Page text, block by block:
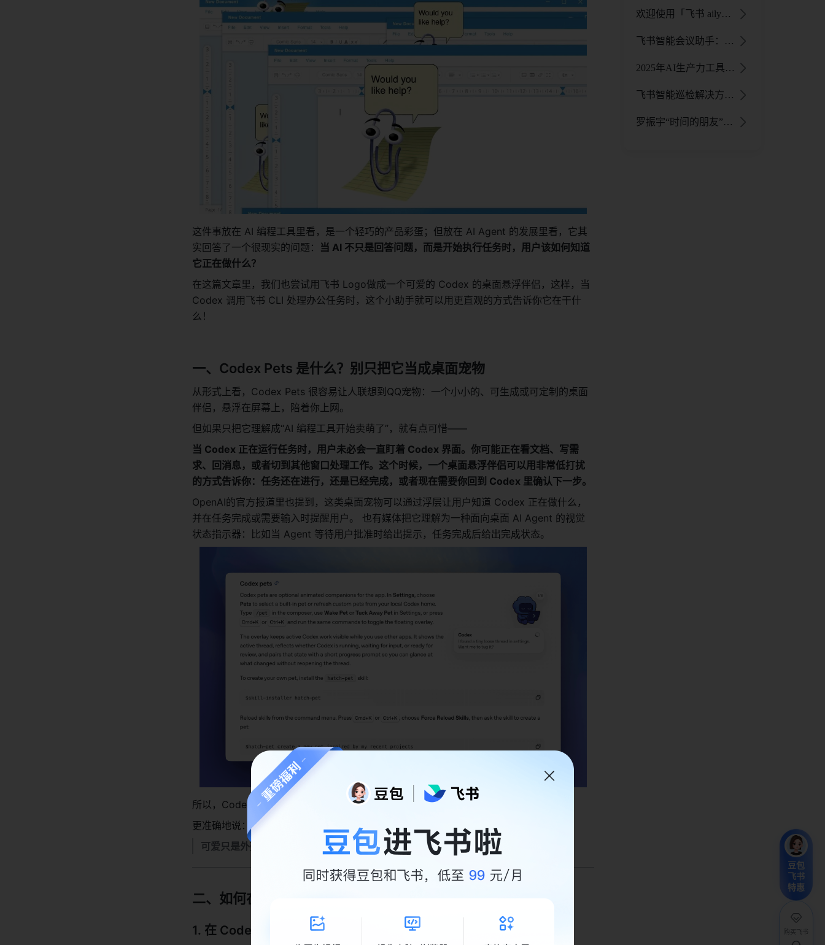
这件事放在 AI 编程工具里看，是一个轻巧的产品彩蛋；但放在 AI Agent 的发展里看，它其
实回答了一个很现实的问题： 当 AI 不只是回答问题，而是开始执行任务时，用户该如何知道
它正在做什么？
在这篇文章里，我们也尝试用飞书 Logo做成一个可爱的 Codex 的桌面悬浮伴侣，这样，当
Codex 调用飞书 CLI 处理办公任务时，这个小助手就可以用更直观的方式告诉你它在干什
么！
一、Codex Pets 是什么？别只把它当成桌面宠物
从形式上看，Codex Pets 很容易让人联想到QQ宠物：一个小小的、可生成或可定制的桌面
伴侣，悬浮在屏幕上，陪着你上网。
但如果只把它理解成“AI 编程工具开始卖萌了”，就有点可惜——
当 Codex 正在运行任务时，用户未必会一直盯着 Codex 界面。你可能正在看文档、写需
求、回消息，或者切到其他窗口处理工作。这个时候，一个桌面悬浮伴侣可以用非常低打扰
的方式告诉你：任务还在进行，还是已经完成，或者现在需要你回到 Codex 里确认下一步。
OpenAI的官方报道里也提到，这类桌面宠物可以通过浮层让用户知道 Codex 正在做什么，
并在任务完成或需要输入时提醒用户。 也有媒体把它理解为一种面向桌面 AI Agent 的视觉
状态指示器：比如当 Agent 等待用户批准时给出提示，任务完成后给出完成状态。
所以，Codex Pets 的重点不是宠物本身。
更准确地说：
可爱只是外壳，状态反馈才是重点。
二、如何在Codex里开启或DIY你的专属宠物？
1. 在 Codex 设置里打开内置宠物
欢迎使用「飞书 aily」：企业级智能体开发平台，定制你的AI专属工作助手 - 飞书官网
飞书智能会议助手：AI 助力全流程，提升会议效率与体验
2025年AI生产力工具与DeepSeek协同解决方案
飞书智能巡检解决方案：零代码免费搭建，AI识别助力降本增效 - 飞书官网
罗振宇“时间的朋友”跨年演讲：一线员工如何用飞书创造性解决业务问题 - 飞书官网
豆包
飞书
特惠
购买飞书